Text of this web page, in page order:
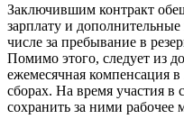
Заключившим контракт
зарплату и
числе за пребывание в
Помимо этого, следует из
ежемесячная компенсация в
сборах. На время участия в
сохранить за ними рабочее